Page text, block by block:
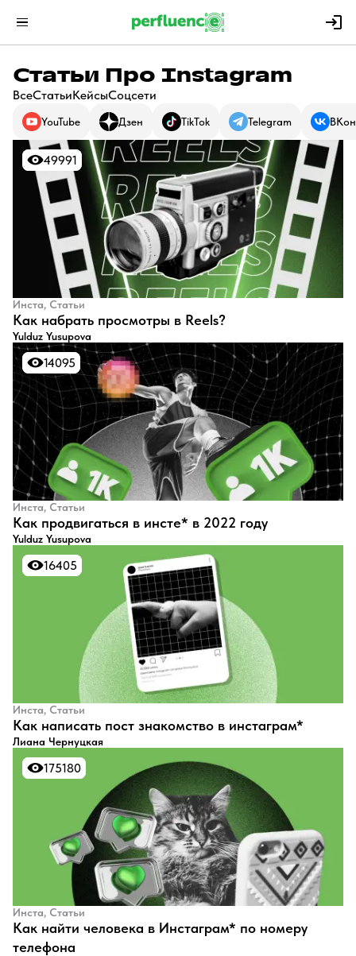
Статьи Про Instagram
ВсеСтатьиКейсыСоцсети
YouTube Дзен TikTok Telegram
49991
49991
Инста, Статьи
Как набрать просмотры в Reels?
Yulduz Yusupova
14095
14095
Инста, Статьи
​Как продвигаться в инсте* в 2022 году
Yulduz Yusupova
16405
16405
Инста, Статьи
Как написать пост знакомство в инстаграм*
Лиана Чернуцкая
175180
175180
Инста, Статьи
Как найти человека в Инстаграм* по номеру
телефона